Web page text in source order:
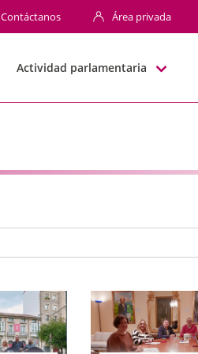
Contáctanos Área privada
Actividad parlamentaria